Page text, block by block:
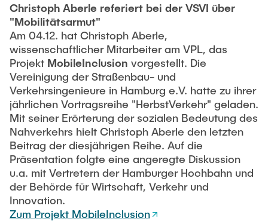
Christoph Aberle referiert bei der VSVI über
"Mobilitätsarmut"
Am 04.12. hat Christoph Aberle,
wissenschaftlicher Mitarbeiter am VPL, das
Projekt MobileInclusion vorgestellt. Die
Vereinigung der Straßenbau- und
Verkehrsingenieure in Hamburg e.V. hatte zu ihrer
jährlichen Vortragsreihe "HerbstVerkehr" geladen.
Mit seiner Erörterung der sozialen Bedeutung des
Nahverkehrs hielt Christoph Aberle den letzten
Beitrag der diesjährigen Reihe. Auf die
Präsentation folgte eine angeregte Diskussion
u.a. mit Vertretern der Hamburger Hochbahn und
der Behörde für Wirtschaft, Verkehr und
Innovation.
Zum Projekt MobileInclusion